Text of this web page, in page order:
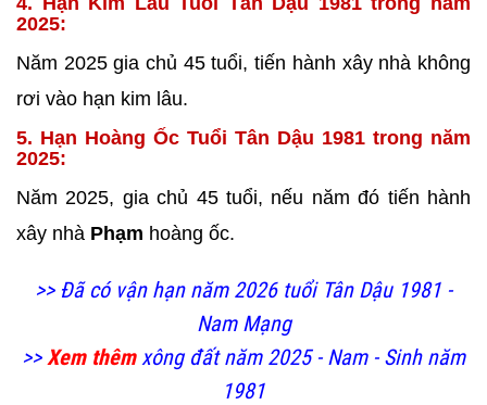
2025:
Năm 2025 gia chủ 45 tuổi, tiến hành xây nhà không
rơi vào hạn kim lâu.
5. Hạn Hoàng Ốc Tuổi Tân Dậu 1981 trong năm
2025:
Năm 2025, gia chủ 45 tuổi, nếu năm đó tiến hành
xây nhà Phạm hoàng ốc.
>> Đã có vận hạn năm 2026 tuổi Tân Dậu 1981 -
Nam Mạng
>>Xem thêmxông đất năm 2025 - Nam - Sinh năm
1981